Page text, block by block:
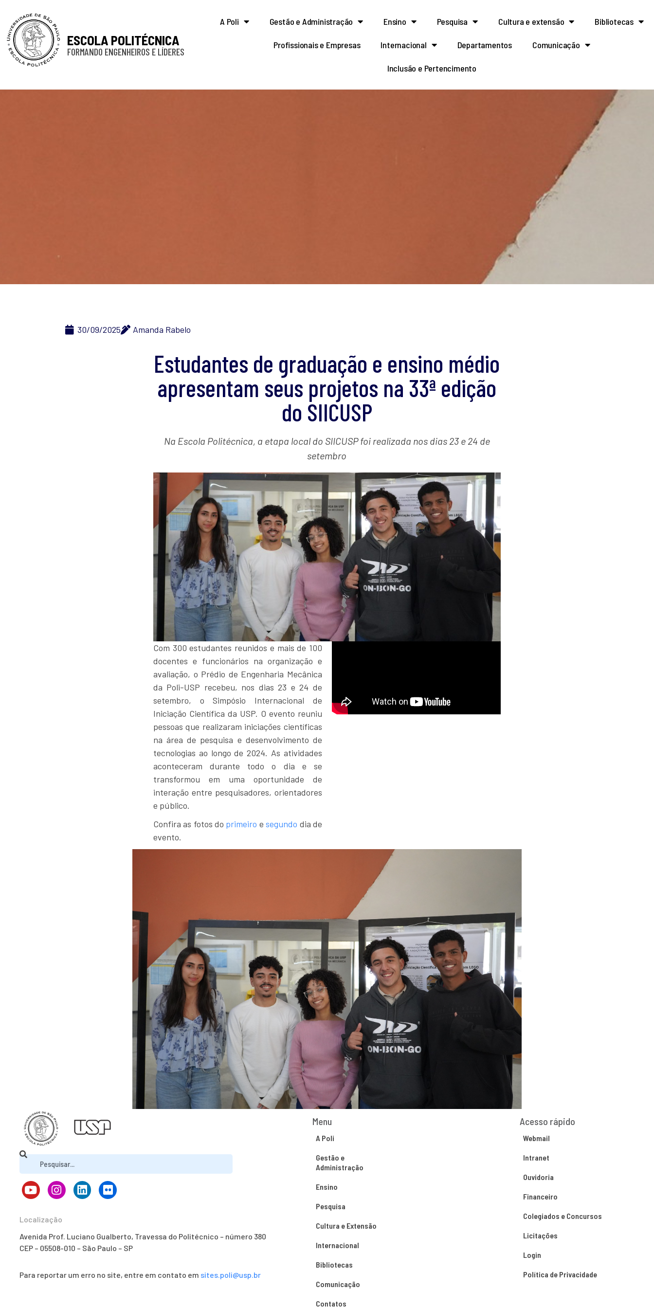
ESCOLA POLITÉCNICA
FORMANDO ENGENHEIROS E LÍDERES
A Poli Gestão e Administração Ensino Pesquisa Cultura e extensão Bibliotecas
Profissionais e Empresas Internacional Departamentos Comunicação
Inclusão e Pertencimento
30/09/2025 Amanda Rabelo
Estudantes de graduação e ensino médio
apresentam seus projetos na 33ª edição
do SIICUSP
Na Escola Politécnica, a etapa local do SIICUSP foi realizada nos dias 23 e 24 de
setembro
Com 300 estudantes reunidos e mais de 100
docentes e funcionários na organização e
avaliação, o Prédio de Engenharia Mecânica
da Poli-USP recebeu, nos dias 23 e 24 de
setembro, o Simpósio Internacional de
Iniciação Científica da USP. O evento reuniu
pessoas que realizaram iniciações científicas
na área de pesquisa e desenvolvimento de
tecnologias ao longo de 2024. As atividades
aconteceram durante todo o dia e se
transformou em uma oportunidade de
interação entre pesquisadores, orientadores
e público.
Confira as fotos do primeiro esegundo dia de
evento.
Localização
Avenida Prof. Luciano Gualberto, Travessa do Politécnico – número 380
CEP – 05508-010 – São Paulo – SP
Para reportar um erro no site, entre em contato em sites.poli@usp.br
Menu
A Poli
Gestão e
Administração
Ensino
Pesquisa
Cultura e Extensão
Internacional
Bibliotecas
Comunicação
Contatos
Acesso rápido
Webmail
Intranet
Ouvidoria
Financeiro
Colegiados e Concursos
Licitações
Login
Política de Privacidade